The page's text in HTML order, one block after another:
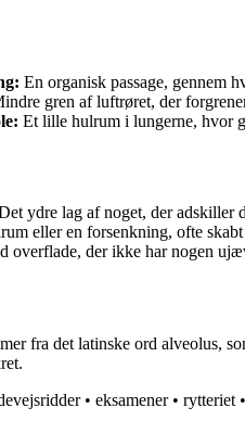
En organisk passage, gennem
gren af luftrøret, der
Et lille hulrum i lungerne, hvor
ydre lag af noget, der adskiller
eller en forsenkning, ofte
overflade, der ikke har nogen
fra det latinske ord alveolus,
• eksamener• rytteriet •